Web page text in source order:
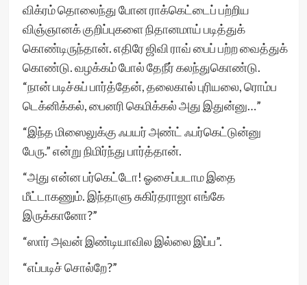
விக்ரம் தொலைந்து போன ராக்கெட்டைப் பற்றிய
விஞ்ஞானக் குறிப்புகளை நிதானமாய் படித்துக்
கொண்டிருந்தான். எதிரே ஜிவி ராவ் பைப் பற்ற வைத்துக்
கொண்டு. வழக்கம் போல் தேநீர் கலந்துகொண்டு.
“நான் படிச்சுப் பார்த்தேன், தலைகால் புரியலை, ரொம்ப
டெக்னிக்கல், பைனரி கெமிக்கல் அது இதுன்னு…”
“இந்த மிஸைலுக்கு ஃபயர் அண்ட் ஃபர்கெட்டுன்னு
பேரு.” என்று நிமிர்ந்து பார்த்தான்.
“அது என்ன பர்கெட்டோ! ஓசைப்படாம இதை
மீட்டாகணும். இந்தாளு சுகிர்தராஜா எங்கே
இருக்கானோ?”
“ஸார் அவன் இண்டியாவில இல்லை இப்ப”.
“எப்படிச் சொல்றே?”